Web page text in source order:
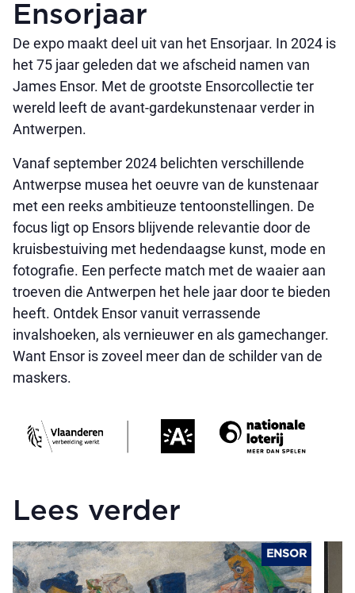
Ensorjaar
De expo maakt deel uit van het Ensorjaar. In 2024 is
het 75 jaar geleden dat we afscheid namen van
James Ensor. Met de grootste Ensorcollectie ter
wereld leeft de avant-gardekunstenaar verder in
Antwerpen.
Vanaf september 2024 belichten verschillende
Antwerpse musea het oeuvre van de kunstenaar
met een reeks ambitieuze tentoonstellingen. De
focus ligt op Ensors blijvende relevantie door de
kruisbestuiving met hedendaagse kunst, mode en
fotografie. Een perfecte match met de waaier aan
troeven die Antwerpen het hele jaar door te bieden
heeft. Ontdek Ensor vanuit verrassende
invalshoeken, als vernieuwer en als gamechanger.
Want Ensor is zoveel meer dan de schilder van de
maskers.
Lees verder
ENSOR